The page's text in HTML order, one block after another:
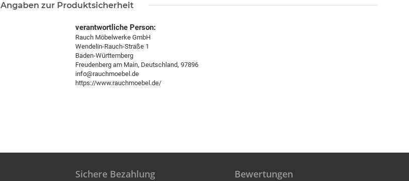
Angaben zur Produktsicherheit
verantwortliche Person:
Rauch Möbelwerke GmbH
Wendelin-Rauch-Straße 1
Baden-Württemberg
Freudenberg am Main, Deutschland, 97896
info@rauchmoebel.de
https://www.rauchmoebel.de/
Sichere Bezahlung Bewertungen